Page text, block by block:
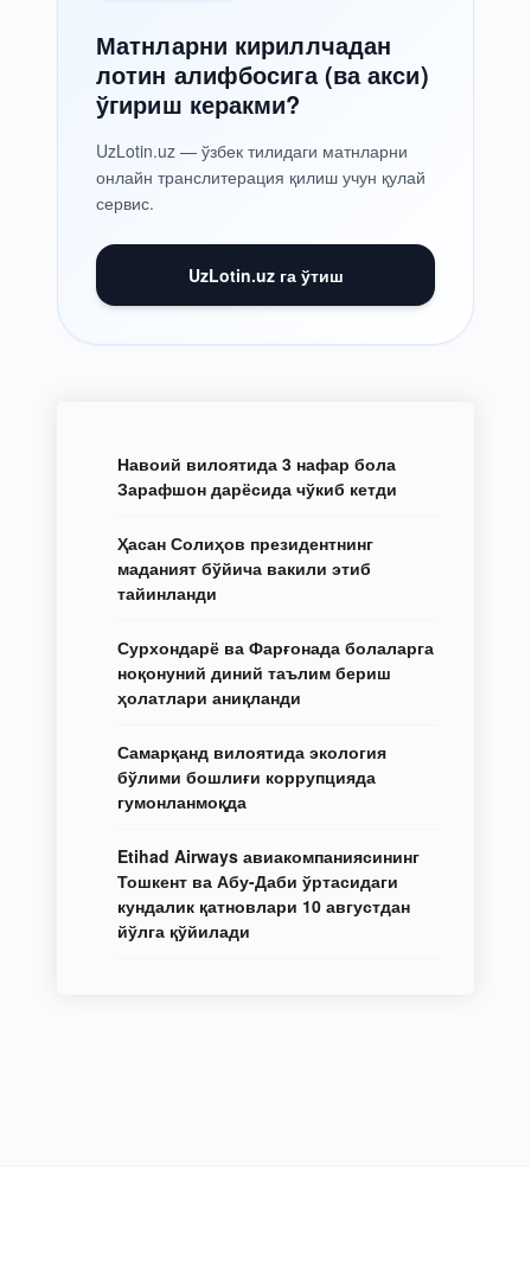
Матнларни кириллчадан
лотин алифбосига (ва акси)
ўгириш керакми?
UzLotin.uz — ўзбек тилидаги матнларни
онлайн транслитерация қилиш учун қулай
сервис.
UzLotin.uz га ўтиш
Навоий вилоятида 3 нафар бола
Зарафшон дарёсида чўкиб кетди
Ҳасан Солиҳов президентнинг
маданият бўйича вакили этиб
тайинланди
Сурхондарё ва Фарғонада болаларга
ноқонуний диний таълим бериш
ҳолатлари аниқланди
Самарқанд вилоятида экология
бўлими бошлиғи коррупцияда
гумонланмоқда
Etihad Airways авиакомпаниясининг
Тошкент ва Абу-Даби ўртасидаги
кундалик қатновлари 10 августдан
йўлга қўйилади